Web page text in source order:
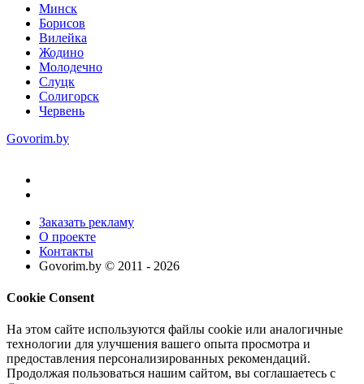
Минск
Борисов
Вилейка
Жодино
Молодечно
Слуцк
Солигорск
Червень
Govorim.by
Заказать рекламу
О проекте
Контакты
Govorim.by © 2011 - 2026
Cookie Consent
На этом сайте используются файлы cookie или аналогичные
технологии для улучшения вашего опыта просмотра и
предоставления персонализированных рекомендаций.
Продолжая пользоваться нашим сайтом, вы соглашаетесь с